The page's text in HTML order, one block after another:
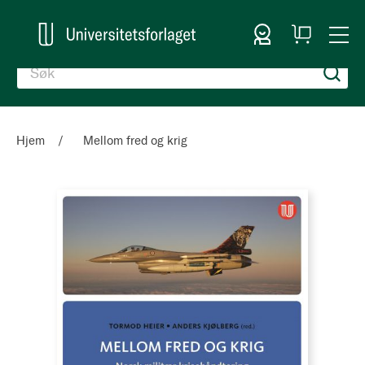
Logg inn
Handlekurv
Hjem Mellom fred og krig